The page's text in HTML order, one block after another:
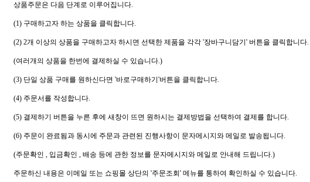
상품주문은 다음 단계로 이루어집니다.
(1) 구매하고자 하는 상품을 클릭합니다.
(2) 2개 이상의 상품을 구매하고자 하시면 선택한 제품을 각각 '장바구니담기' 버튼을 클릭합니다.
(여러개의 상품을 한번에 결제하실 수 있습니다.)
(3) 단일 상품 구매를 원하신다면 '바로구매하기'버튼을 클릭합니다.
(4) 주문서를 작성합니다.
(5) 결제하기 버튼을 누른 후에 새창이 뜨면 원하시는 결제방법을 선택하여 결제를 합니다.
(6) 주문이 완료됨과 동시에 주문과 관련된 진행사항이 문자메시지와 메일로 발송됩니다.
(주문확인 , 입금확인 , 배송 등에 관한 정보를 문자메시지와 메일로 안내해 드립니다.)
주문하신 내용은 이메일 또는 쇼핑몰 상단의 '주문조회' 메뉴를 통하여 확인하실 수 있습니다.